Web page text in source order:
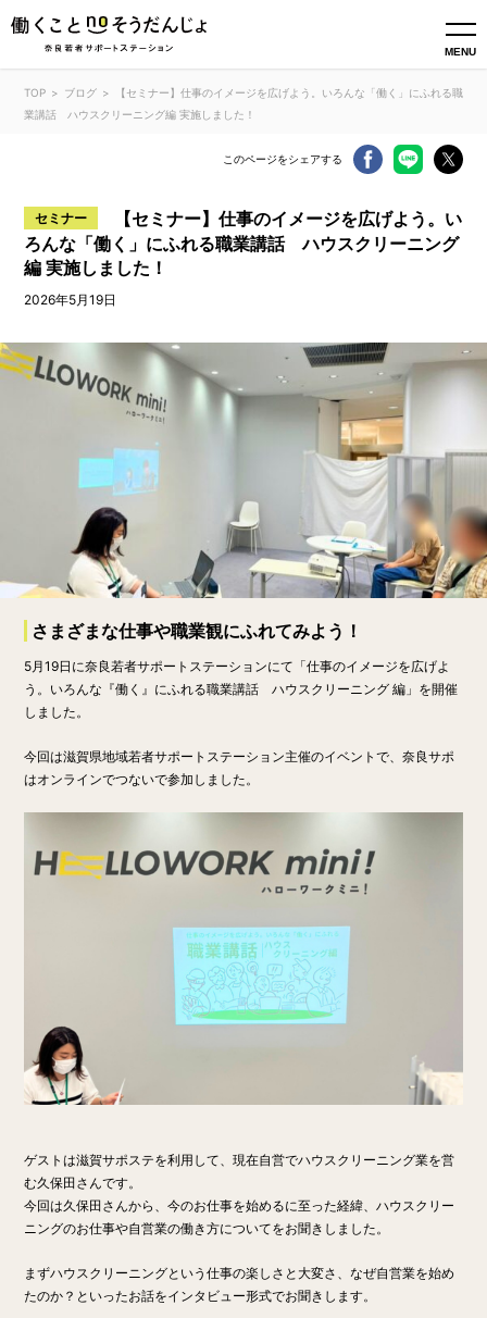
MENU
TOP ブログ
【セミナー】仕事のイメージを広げよう。いろんな「働く」にふれる職
業講話 ハウスクリーニング編 実施しました！
このページをシェアする
セミナー
【セミナー】仕事のイメージを広げよう。い
ろんな「働く」にふれる職業講話 ハウスクリーニング
編 実施しました！
2026年5月19日
さまざまな仕事や職業観にふれてみよう！
5月19日に奈良若者サポートステーションにて「仕事のイメージを広げよ
う。いろんな『働く』にふれる職業講話 ハウスクリーニング 編」を開催
しました。
今回は滋賀県地域若者サポートステーション主催のイベントで、奈良サポ
はオンラインでつないで参加しました。
ゲストは滋賀サポステを利用して、現在自営でハウスクリーニング業を営
む久保田さんです。
今回は久保田さんから、今のお仕事を始めるに至った経緯、ハウスクリー
ニングのお仕事や自営業の働き方についてをお聞きしました。
まずハウスクリーニングという仕事の楽しさと大変さ、なぜ自営業を始め
たのか？といったお話をインタビュー形式でお聞きします。